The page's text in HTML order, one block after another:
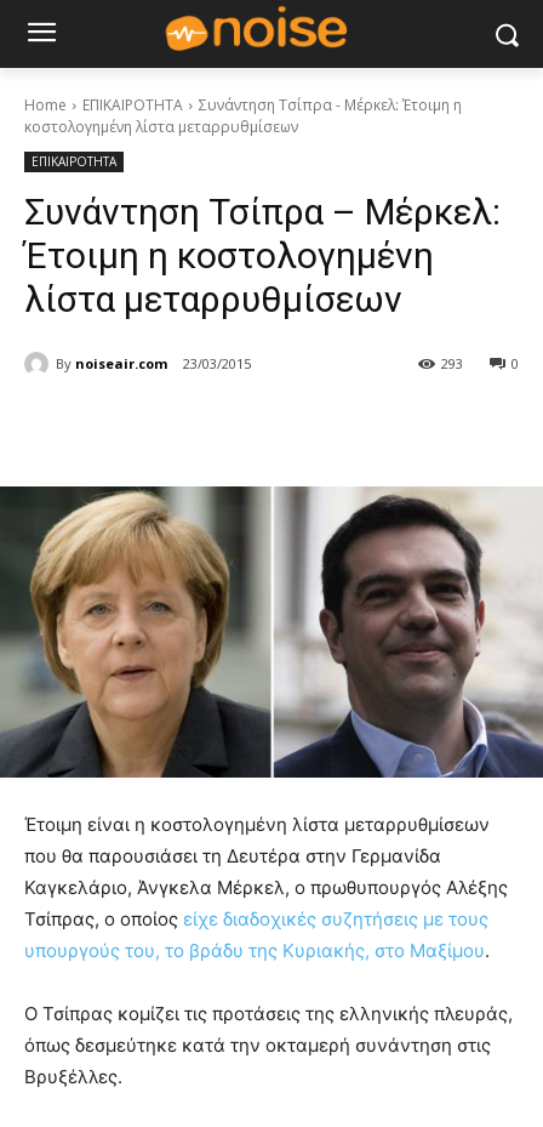
Home ΕΠΙΚΑΙΡΟΤΗΤΑ
Συνάντηση Τσίπρα - Μέρκελ: Έτοιμη η
κοστολογημένη λίστα μεταρρυθμίσεων
ΕΠΙΚΑΙΡΟΤΗΤΑ
Συνάντηση Τσίπρα – Μέρκελ:
Έτοιμη η κοστολογημένη
λίστα μεταρρυθμίσεων
By noiseair.com 23/03/2015 0
293
Έτοιμη είναι η κοστολογημένη λίστα μεταρρυθμίσεων
που θα παρουσιάσει τη Δευτέρα στην Γερμανίδα
Καγκελάριο, Άνγκελα Μέρκελ, ο πρωθυπουργός Αλέξης
Τσίπρας, ο οποίος είχε διαδοχικές συζητήσεις με τους
υπουργούς του, το βράδυ της Κυριακής, στο Μαξίμου.
Ο Τσίπρας κομίζει τις προτάσεις της ελληνικής πλευράς,
όπως δεσμεύτηκε κατά την οκταμερή συνάντηση στις
Βρυξέλλες.